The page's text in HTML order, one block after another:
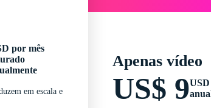
por mês
em escala e
Apenas vídeo
US$ 9